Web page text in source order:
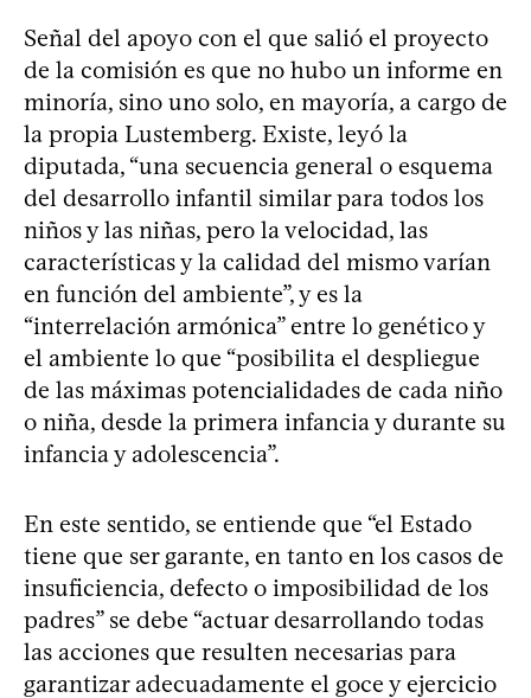
Señal del apoyo con el que salió el proyecto
de la comisión es que no hubo un informe en
minoría, sino uno solo, en mayoría, a cargo de
la propia Lustemberg. Existe, leyó la
diputada, “una secuencia general o esquema
del desarrollo infantil similar para todos los
niños y las niñas, pero la velocidad, las
características y la calidad del mismo varían
en función del ambiente”, y es la
“interrelación armónica” entre lo genético y
el ambiente lo que “posibilita el despliegue
de las máximas potencialidades de cada niño
o niña, desde la primera infancia y durante su
infancia y adolescencia”.
En este sentido, se entiende que “el Estado
tiene que ser garante, en tanto en los casos de
insuficiencia, defecto o imposibilidad de los
padres” se debe “actuar desarrollando todas
las acciones que resulten necesarias para
garantizar adecuadamente el goce y ejercicio